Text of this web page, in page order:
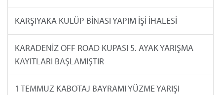
KARŞIYAKA KULÜP BİNASI YAPIM İŞİ İHALESİ
KARADENİZ OFF ROAD KUPASI 5. AYAK YARIŞMA
KAYITLARI BAŞLAMIŞTIR
1 TEMMUZ KABOTAJ BAYRAMI YÜZME YARIŞI